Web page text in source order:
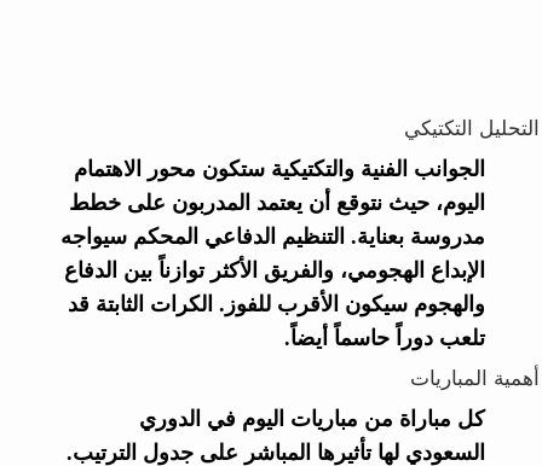
التحليل التكتيكي
الجوانب الفنية والتكتيكية ستكون محور الاهتمام
اليوم، حيث نتوقع أن يعتمد المدربون على خطط
مدروسة بعناية. التنظيم الدفاعي المحكم سيواجه
الإبداع الهجومي، والفريق الأكثر توازناً بين الدفاع
والهجوم سيكون الأقرب للفوز. الكرات الثابتة قد
تلعب دوراً حاسماً أيضاً.
أهمية المباريات
كل مباراة من مباريات اليوم في الدوري
السعودي لها تأثيرها المباشر على جدول الترتيب.